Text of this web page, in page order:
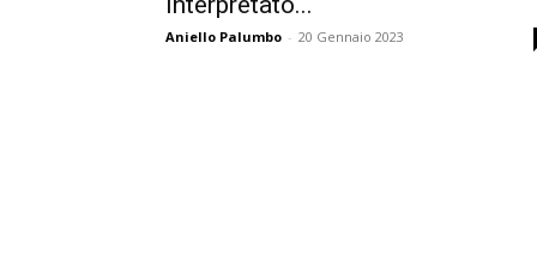
Aniello Palumbo - 20 Gennaio 2023